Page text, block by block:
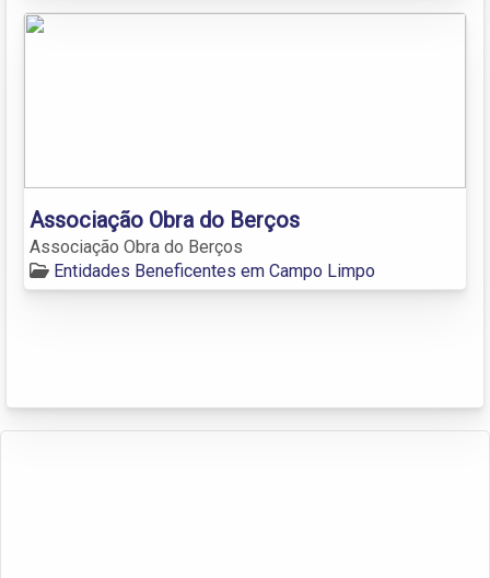
Associação Obra do Berços
Associação Obra do Berços
Entidades Beneficentes em Campo Limpo